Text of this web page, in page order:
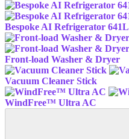
Bespoke AI Refrigerator 641L
Front-load Washer & Dryer
Vacuum Cleaner Stick
WindFree™ Ultra AC